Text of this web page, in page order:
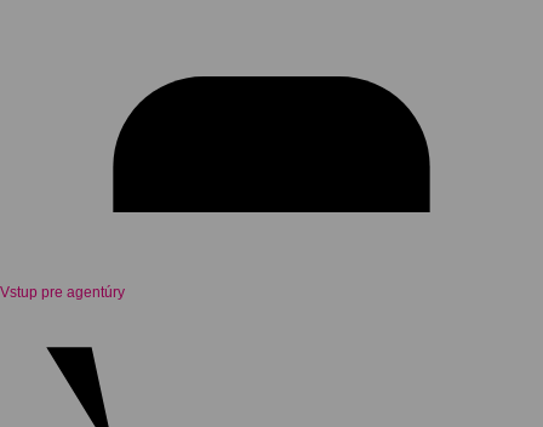
Vstup pre agentúry